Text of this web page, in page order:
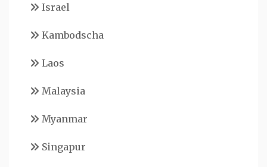
Israel
Kambodscha
Laos
Malaysia
Myanmar
Singapur